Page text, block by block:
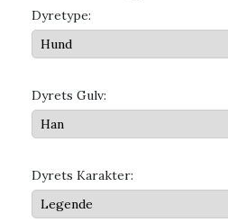
Dyretype:
Dyrets Gulv:
Dyrets Karakter: